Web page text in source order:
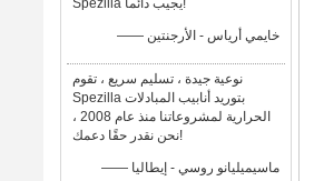
Spezilla يجيب دائما!
—— خايمي أرياس - الأرجنتين
نوعية جيدة ، تسليم سريع ، تقوم
Spezilla بتوريد أنابيب المبادلات
الحرارية لمشروعاتنا منذ عام 2008 ،
نحن نقدر حقًا دعمك!
—— ماسيميليانو روسي - إيطاليا